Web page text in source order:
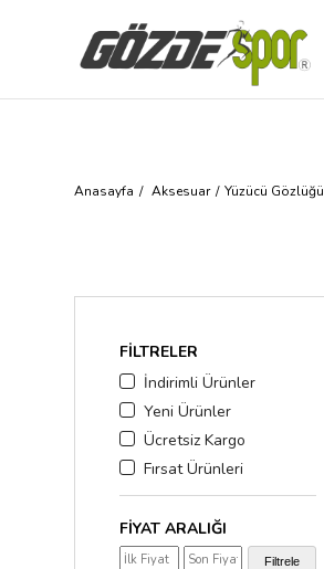
Anasayfa Aksesuar Yüzücü Gözlüğü
FILTRELER
İndirimli Ürünler
Yeni Ürünler
Ücretsiz Kargo
Fırsat Ürünleri
FIYAT ARALIĞI
Filtrele